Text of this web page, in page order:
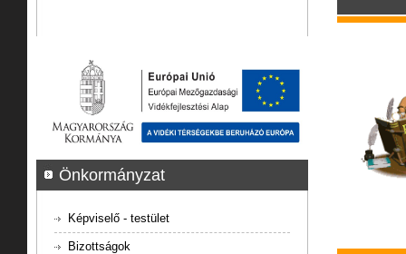
Önkormányzat
Képviselő - testület
Bizottságok